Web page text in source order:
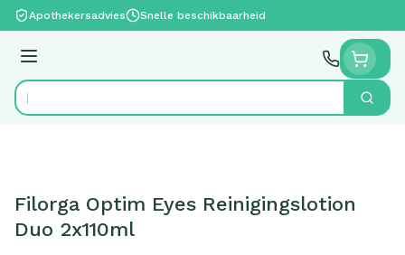
Ga naar de inhoud
Apothekersadvies Snelle beschikbaarheid
Menu
Product, merk, categorie... Zoek
Filorga Optim Eyes Reinigingslotion
Duo 2x110ml